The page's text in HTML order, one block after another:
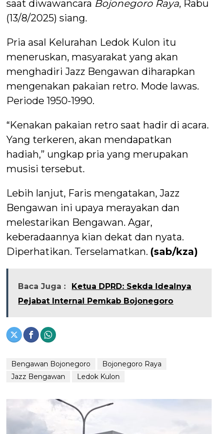
saat diwawancara Bojonegoro Raya, Rabu
(13/8/2025) siang.
Pria asal Kelurahan Ledok Kulon itu
meneruskan, masyarakat yang akan
menghadiri Jazz Bengawan diharapkan
mengenakan pakaian retro. Mode lawas.
Periode 1950-1990.
“Kenakan pakaian retro saat hadir di acara.
Yang terkeren, akan mendapatkan
hadiah,” ungkap pria yang merupakan
musisi tersebut.
Lebih lanjut, Faris mengatakan, Jazz
Bengawan ini upaya merayakan dan
melestarikan Bengawan. Agar,
keberadaannya kian dekat dan nyata.
Diperhatikan. Terselamatkan. (sab/kza)
Baca Juga :
Ketua DPRD: Sekda Idealnya
Pejabat Internal Pemkab Bojonegoro
Bengawan Bojonegoro
Bojonegoro Raya
Jazz Bengawan
Ledok Kulon